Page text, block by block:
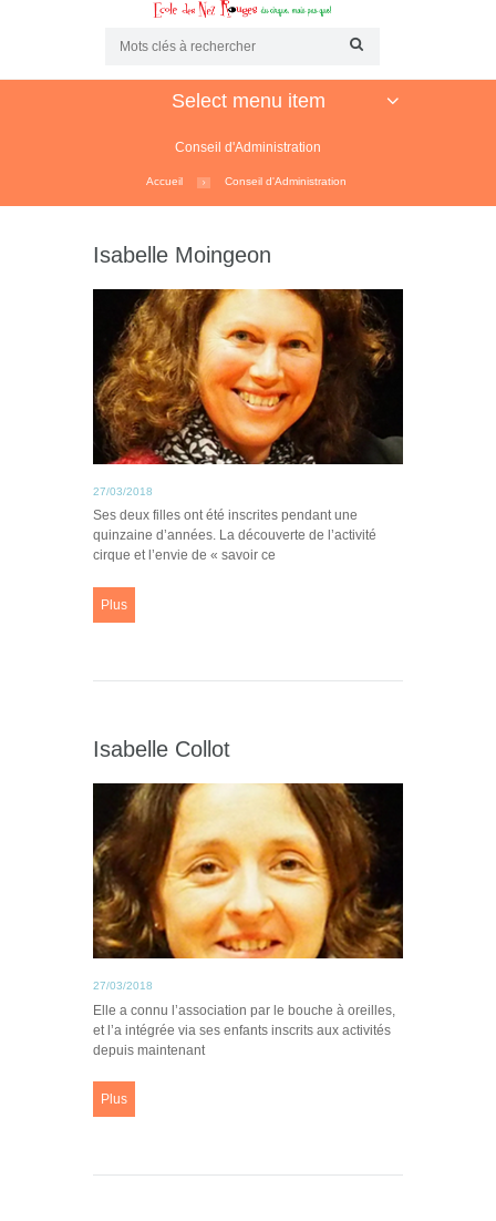
Select menu item
Conseil d'Administration
Accueil Conseil d'Administration
Isabelle Moingeon
27/03/2018
Ses deux filles ont été inscrites pendant une
quinzaine d’années. La découverte de l’activité
cirque et l’envie de « savoir ce
Plus
Isabelle Collot
27/03/2018
Elle a connu l’association par le bouche à oreilles,
et l’a intégrée via ses enfants inscrits aux activités
depuis maintenant
Plus